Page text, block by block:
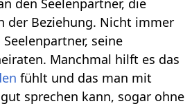
den Seelenpartner, die
der Beziehung. Nicht immer
seine
Manchmal hilft es das
fühlt und das man mit
gut sprechen kann, sogar ohne